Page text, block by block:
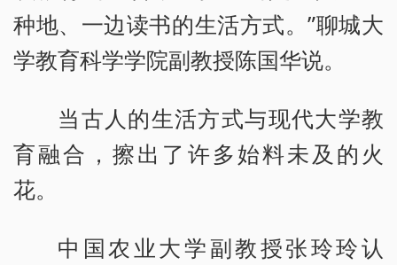
种地、一边读书的生活方式。”聊城大
学教育科学学院副教授陈国华说。
当古人的生活方式与现代大学教
育融合，擦出了许多始料未及的火
花。
中国农业大学副教授张玲玲认